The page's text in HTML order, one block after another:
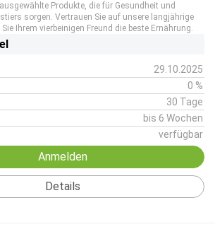
Produkte, die für Gesundheit und
sorgen. Vertrauen Sie auf unsere langjährige
Ihrem vierbeinigen Freund die beste Ernährung.
29.10.2025
0 %
30 Tage
bis 6 Wochen
verfügbar
Anmelden
Details